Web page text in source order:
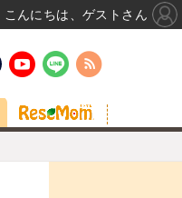
こんにちは、ゲストさん